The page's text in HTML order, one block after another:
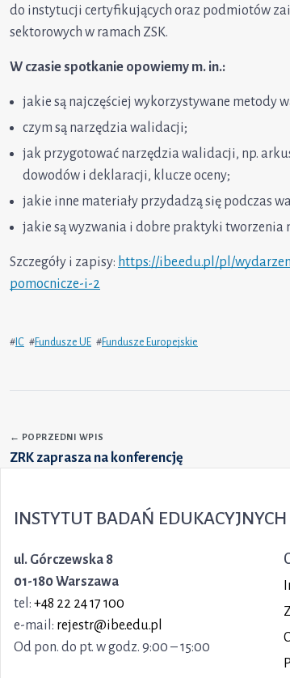
do instytucji certyfikujących oraz podmiotów
sektorowych w ramach ZSK.
W czasie spotkanie opowiemy m. in.:
jakie są najczęściej wykorzystywane metody
czym są narzędzia walidacji;
jak przygotować narzędzia walidacji, np.
dowodów i deklaracji, klucze oceny;
jakie inne materiały przydadzą się podczas
jakie są wyzwania i dobre praktyki tworzenia
Szczegóły i zapisy: https://ibe.edu.pl/pl/
pomocnicze-i-2
# IC #Fundusze UE #Fundusze Europejskie
← POPRZEDNI WPIS
ZRK zaprasza na konferencję
INSTYTUT BADAŃ
ul. Górczewska 8
01-180 Warszawa
tel: +48 22 24 17 100
e-mail: rejestr@ibe.edu.pl
Od pon. do pt. w godz. 9:00 – 15:00